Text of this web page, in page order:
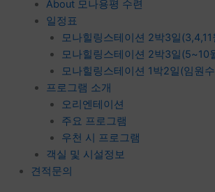
About 모나용평 수련
일정표
모나힐링스테이션 2박3일(3,4,11
모나힐링스테이션 2박3일(5~10
모나힐링스테이션 1박2일(임원
프로그램 소개
오리엔테이션
주요 프로그램
우천 시 프로그램
객실 및 시설정보
견적문의